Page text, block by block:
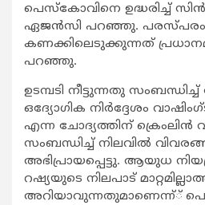
പെസ്‌കോവിനെ ഉദ്ധരിച്ച്
ഏജന്‍സി പറഞ്ഞു.
കണക്കിലെടുക്കുന്നത്
പറഞ്ഞു.
ഉടമ്പടി നീട്ടുന്നതു
ഒദ്യോഗിക നിര്‍ദ്ദേശം
എന്ന ചോദ്യത്തിന്
സംബന്ധിച്ച് നിലവില്‍
അഭിപ്രായപ്പെട്ടു. ആയുധ
റഷ്യയുടെ നിലപാട്
അറിയാവുന്നതുമാണെന്ന്്